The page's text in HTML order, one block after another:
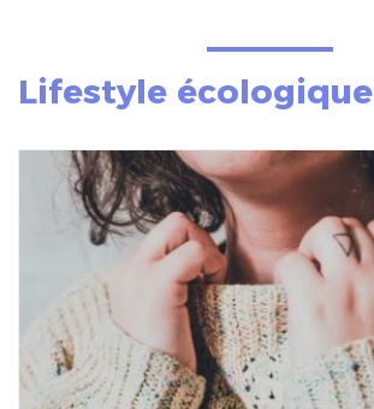
Lifestyle écologique